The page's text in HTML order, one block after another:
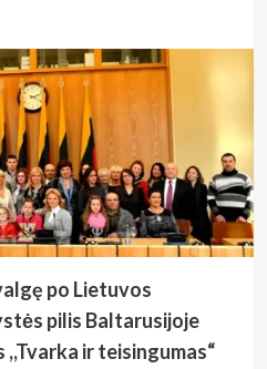
po Lietuvos
pilis Baltarusijoje
ir teisingumas“